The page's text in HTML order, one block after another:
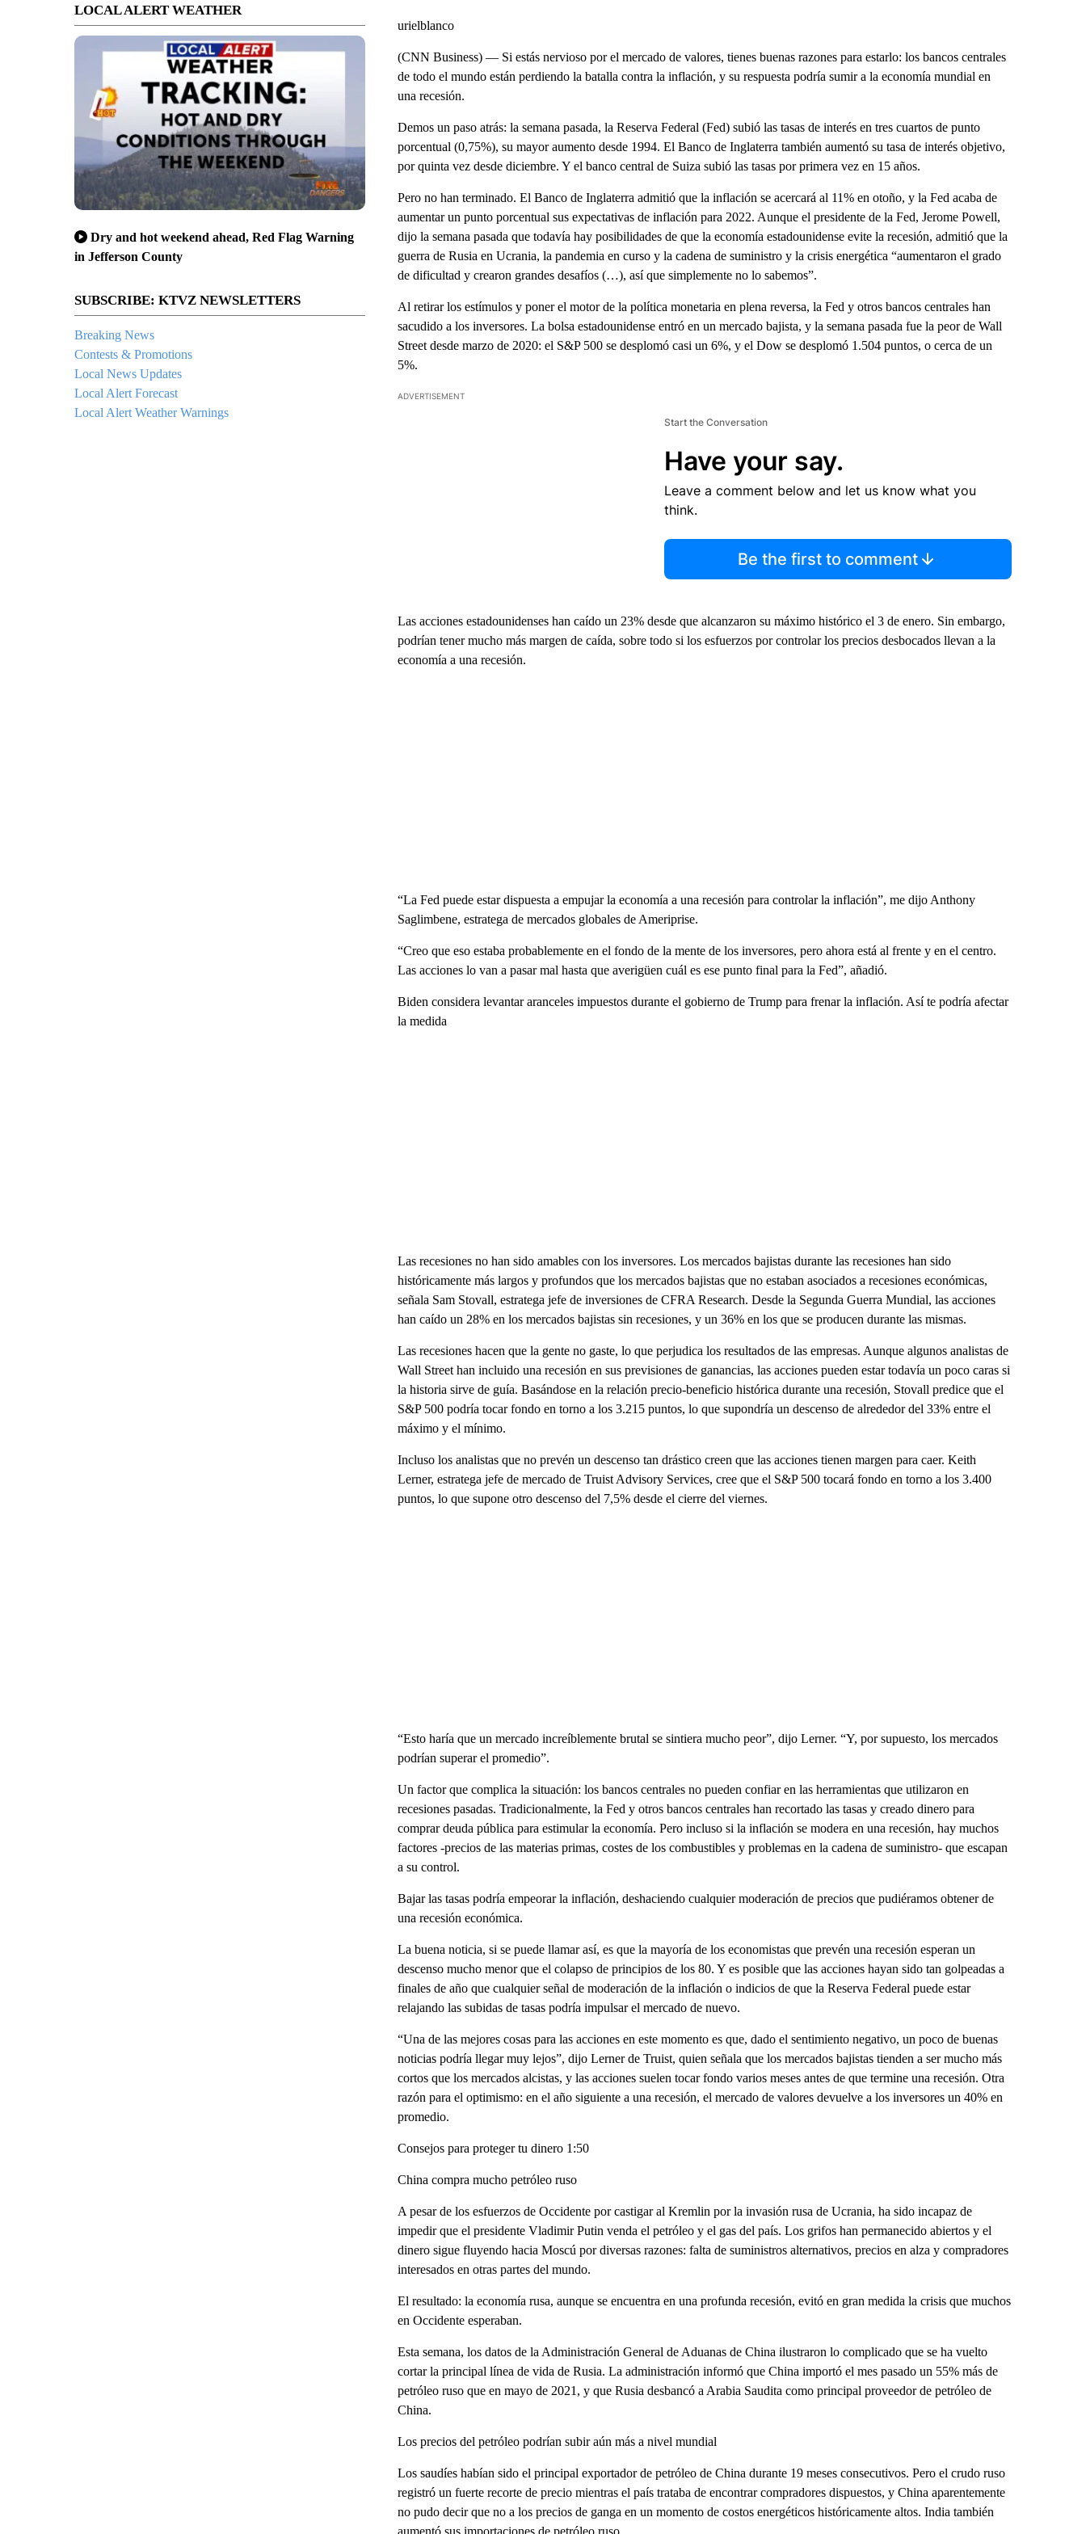
LOCAL ALERT WEATHER
Dry and hot weekend ahead, Red Flag Warning
in Jefferson County
SUBSCRIBE: KTVZ NEWSLETTERS
Breaking News
Contests & Promotions
Local News Updates
Local Alert Forecast
Local Alert Weather Warnings
urielblanco
(CNN Business) — Si estás nervioso por el mercado de valores, tienes buenas razones para estarlo: los bancos centrales
de todo el mundo están perdiendo la batalla contra la inflación, y su respuesta podría sumir a la economía mundial en
una recesión.
Demos un paso atrás: la semana pasada, la Reserva Federal (Fed) subió las tasas de interés en tres cuartos de punto
porcentual (0,75%), su mayor aumento desde 1994. El Banco de Inglaterra también aumentó su tasa de interés objetivo,
por quinta vez desde diciembre. Y el banco central de Suiza subió las tasas por primera vez en 15 años.
Pero no han terminado. El Banco de Inglaterra admitió que la inflación se acercará al 11% en otoño, y la Fed acaba de
aumentar un punto porcentual sus expectativas de inflación para 2022. Aunque el presidente de la Fed, Jerome Powell,
dijo la semana pasada que todavía hay posibilidades de que la economía estadounidense evite la recesión, admitió que la
guerra de Rusia en Ucrania, la pandemia en curso y la cadena de suministro y la crisis energética “aumentaron el grado
de dificultad y crearon grandes desafíos (…), así que simplemente no lo sabemos”.
Al retirar los estímulos y poner el motor de la política monetaria en plena reversa, la Fed y otros bancos centrales han
sacudido a los inversores. La bolsa estadounidense entró en un mercado bajista, y la semana pasada fue la peor de Wall
Street desde marzo de 2020: el S&P 500 se desplomó casi un 6%, y el Dow se desplomó 1.504 puntos, o cerca de un
5%.
ADVERTISEMENT
Start the Conversation
Have your say.
Leave a comment below and let us know what you
think.
Be the first to comment
Las acciones estadounidenses han caído un 23% desde que alcanzaron su máximo histórico el 3 de enero. Sin embargo,
podrían tener mucho más margen de caída, sobre todo si los esfuerzos por controlar los precios desbocados llevan a la
economía a una recesión.
“La Fed puede estar dispuesta a empujar la economía a una recesión para controlar la inflación”, me dijo Anthony
Saglimbene, estratega de mercados globales de Ameriprise.
“Creo que eso estaba probablemente en el fondo de la mente de los inversores, pero ahora está al frente y en el centro.
Las acciones lo van a pasar mal hasta que averigüen cuál es ese punto final para la Fed”, añadió.
Biden considera levantar aranceles impuestos durante el gobierno de Trump para frenar la inflación. Así te podría afectar
la medida
Las recesiones no han sido amables con los inversores. Los mercados bajistas durante las recesiones han sido
históricamente más largos y profundos que los mercados bajistas que no estaban asociados a recesiones económicas,
señala Sam Stovall, estratega jefe de inversiones de CFRA Research. Desde la Segunda Guerra Mundial, las acciones
han caído un 28% en los mercados bajistas sin recesiones, y un 36% en los que se producen durante las mismas.
Las recesiones hacen que la gente no gaste, lo que perjudica los resultados de las empresas. Aunque algunos analistas de
Wall Street han incluido una recesión en sus previsiones de ganancias, las acciones pueden estar todavía un poco caras si
la historia sirve de guía. Basándose en la relación precio-beneficio histórica durante una recesión, Stovall predice que el
S&P 500 podría tocar fondo en torno a los 3.215 puntos, lo que supondría un descenso de alrededor del 33% entre el
máximo y el mínimo.
Incluso los analistas que no prevén un descenso tan drástico creen que las acciones tienen margen para caer. Keith
Lerner, estratega jefe de mercado de Truist Advisory Services, cree que el S&P 500 tocará fondo en torno a los 3.400
puntos, lo que supone otro descenso del 7,5% desde el cierre del viernes.
“Esto haría que un mercado increíblemente brutal se sintiera mucho peor”, dijo Lerner. “Y, por supuesto, los mercados
podrían superar el promedio”.
Un factor que complica la situación: los bancos centrales no pueden confiar en las herramientas que utilizaron en
recesiones pasadas. Tradicionalmente, la Fed y otros bancos centrales han recortado las tasas y creado dinero para
comprar deuda pública para estimular la economía. Pero incluso si la inflación se modera en una recesión, hay muchos
factores -precios de las materias primas, costes de los combustibles y problemas en la cadena de suministro- que escapan
a su control.
Bajar las tasas podría empeorar la inflación, deshaciendo cualquier moderación de precios que pudiéramos obtener de
una recesión económica.
La buena noticia, si se puede llamar así, es que la mayoría de los economistas que prevén una recesión esperan un
descenso mucho menor que el colapso de principios de los 80. Y es posible que las acciones hayan sido tan golpeadas a
finales de año que cualquier señal de moderación de la inflación o indicios de que la Reserva Federal puede estar
relajando las subidas de tasas podría impulsar el mercado de nuevo.
“Una de las mejores cosas para las acciones en este momento es que, dado el sentimiento negativo, un poco de buenas
noticias podría llegar muy lejos”, dijo Lerner de Truist, quien señala que los mercados bajistas tienden a ser mucho más
cortos que los mercados alcistas, y las acciones suelen tocar fondo varios meses antes de que termine una recesión. Otra
razón para el optimismo: en el año siguiente a una recesión, el mercado de valores devuelve a los inversores un 40% en
promedio.
Consejos para proteger tu dinero 1:50
China compra mucho petróleo ruso
A pesar de los esfuerzos de Occidente por castigar al Kremlin por la invasión rusa de Ucrania, ha sido incapaz de
impedir que el presidente Vladimir Putin venda el petróleo y el gas del país. Los grifos han permanecido abiertos y el
dinero sigue fluyendo hacia Moscú por diversas razones: falta de suministros alternativos, precios en alza y compradores
interesados en otras partes del mundo.
El resultado: la economía rusa, aunque se encuentra en una profunda recesión, evitó en gran medida la crisis que muchos
en Occidente esperaban.
Esta semana, los datos de la Administración General de Aduanas de China ilustraron lo complicado que se ha vuelto
cortar la principal línea de vida de Rusia. La administración informó que China importó el mes pasado un 55% más de
petróleo ruso que en mayo de 2021, y que Rusia desbancó a Arabia Saudita como principal proveedor de petróleo de
China.
Los precios del petróleo podrían subir aún más a nivel mundial
Los saudíes habían sido el principal exportador de petróleo de China durante 19 meses consecutivos. Pero el crudo ruso
registró un fuerte recorte de precio mientras el país trataba de encontrar compradores dispuestos, y China aparentemente
no pudo decir que no a los precios de ganga en un momento de costos energéticos históricamente altos. India también
aumentó sus importaciones de petróleo ruso.